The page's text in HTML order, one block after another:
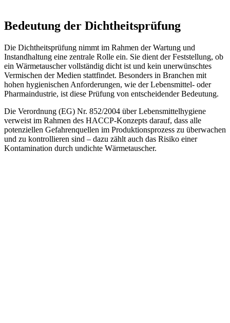
Bedeutung der Dichtheitsprüfung
Die Dichtheitsprüfung nimmt im Rahmen der Wartung und
Instandhaltung eine zentrale Rolle ein. Sie dient der Feststellung, ob
ein Wärmetauscher vollständig dicht ist und kein unerwünschtes
Vermischen der Medien stattfindet. Besonders in Branchen mit
hohen hygienischen Anforderungen, wie der Lebensmittel- oder
Pharmaindustrie, ist diese Prüfung von entscheidender Bedeutung.
Die Verordnung (EG) Nr. 852/2004 über Lebensmittelhygiene
verweist im Rahmen des HACCP-Konzepts darauf, dass alle
potenziellen Gefahrenquellen im Produktionsprozess zu überwachen
und zu kontrollieren sind – dazu zählt auch das Risiko einer
Kontamination durch undichte Wärmetauscher.